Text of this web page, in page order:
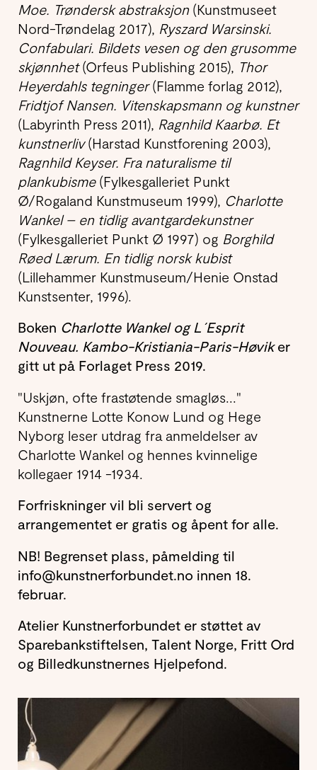
Moe. Trøndersk abstraksjon (Kunstmuseet
Nord-Trøndelag 2017), Ryszard Warsinski.
Confabulari. Bildets vesen og den grusomme
skjønnhet(Orfeus Publishing 2015), Thor
Heyerdahls tegninger(Flamme forlag 2012),
Fridtjof Nansen. Vitenskapsmann og kunstner
(Labyrinth Press 2011), Ragnhild Kaarbø. Et
kunstnerliv(Harstad Kunstforening 2003),
Ragnhild Keyser. Fra naturalisme til
plankubisme(Fylkesgalleriet Punkt
Ø/Rogaland Kunstmuseum 1999), Charlotte
Wankel – en tidlig avantgardekunstner
(Fylkesgalleriet Punkt Ø 1997) og Borghild
Røed Lærum. En tidlig norsk kubist
(Lillehammer Kunstmuseum/Henie Onstad
Kunstsenter, 1996).
Boken Charlotte Wankel og L´Esprit
Nouveau. Kambo-Kristiania-Paris-Høviker
gitt ut på Forlaget Press 2019.
"Uskjøn, ofte frastøtende smagløs..."
Kunstnerne Lotte Konow Lund og Hege
Nyborg leser utdrag fra anmeldelser av
Charlotte Wankel og hennes kvinnelige
kollegaer 1914 -1934.
Forfriskninger vil bli servert og
arrangementet er gratis og åpent for alle.
NB! Begrenset plass, påmelding til
info@kunstnerforbundet.no innen 18.
februar.
Atelier Kunstnerforbundet er støttet av
Sparebankstiftelsen, Talent Norge, Fritt Ord
og Billedkunstnernes Hjelpefond.